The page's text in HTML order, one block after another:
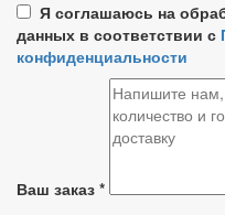
Я соглашаюсь на
данных в соответствии с
конфиденциальности
Ваш заказ *